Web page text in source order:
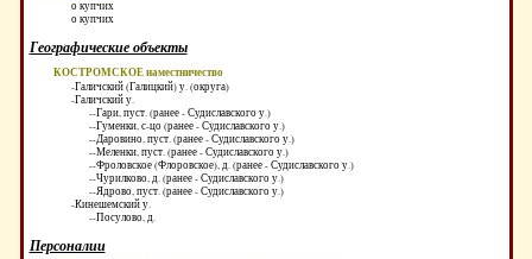
о купчих
о купчих
Географические объекты
КОСТРОМСКОЕ наместничество
-Галичский (Галицкий) у. (округа)
-Галичский у.
--Гари, пуст. (ранее - Судиславского у.)
--Гуменки, с-цо (ранее - Судиславского у.)
--Даровино, пуст. (ранее - Судиславского у.)
--Меленки, пуст. (ранее - Судиславского у.)
--Фроловское (Флоровское), д. (ранее - Судиславского у.)
--Чурилково, д. (ранее - Судиславского у.)
--Ядрово, пуст. (ранее - Судиславского у.)
-Кинешемский у.
--Посулово, д.
Персоналии